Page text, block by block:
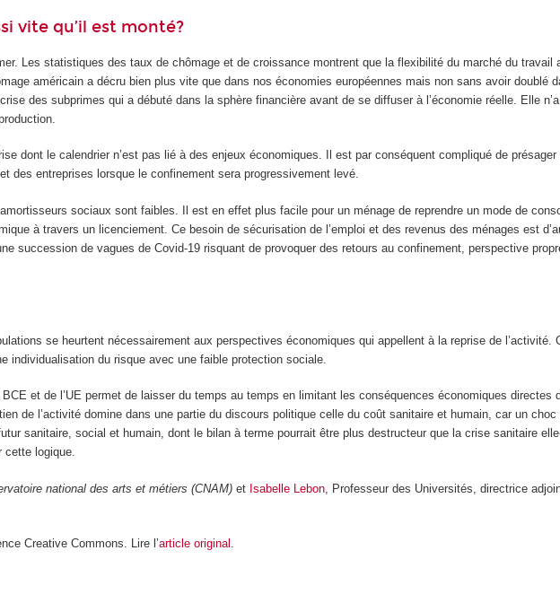
vite qu’il est monté?
Les statistiques des taux de chômage et de croissance montrent que la flexibilité du marché du travail
américain a décru bien plus vite que dans nos économies européennes mais non sans avoir doublé
des subprimes qui a débuté dans la sphère financière avant de se diffuser à l’économie réelle. Elle
dont le calendrier n’est pas lié à des enjeux économiques. Il est par conséquent compliqué de
des entreprises lorsque le confinement sera progressivement levé.
sociaux sont faibles. Il est en effet plus facile pour un ménage de reprendre un mode de
à travers un licenciement. Ce besoin de sécurisation de l’emploi et des revenus des ménages est
succession de vagues de Covid-19 risquant de provoquer des retours au confinement, perspective
se heurtent nécessairement aux perspectives économiques qui appellent à la reprise de l’activité.
individualisation du risque avec une faible protection sociale.
et de l’UE permet de laisser du temps au temps en limitant les conséquences économiques directes
de l’activité domine dans une partie du discours politique celle du coût sanitaire et humain, car un
sanitaire, social et humain, dont le bilan à terme pourrait être plus destructeur que la crise sanitaire
cette logique.
national des arts et métiers (CNAM) et Isabelle Lebon , Professeur des Universités, directrice
Creative Commons. Lire l’article original .